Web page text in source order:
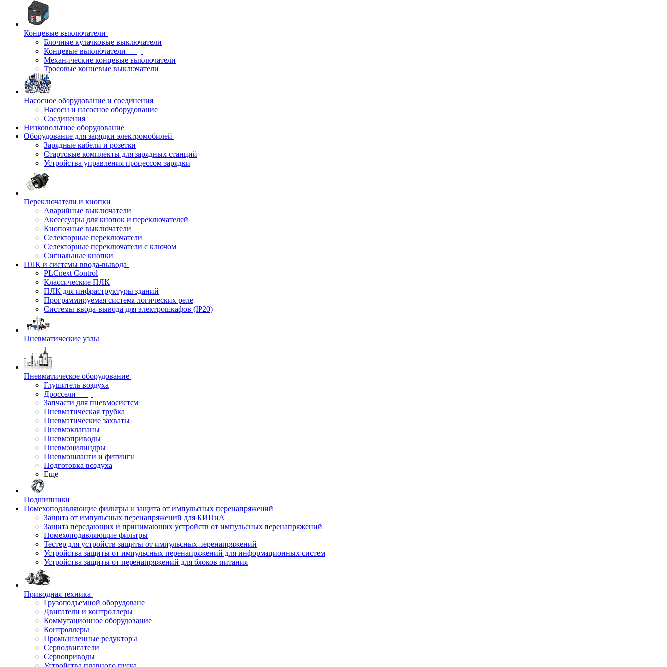
Концевые выключатели
Блочные кулачковые выключатели
Концевые выключатели
Механические концевые выключатели
Тросовые концевые выключатели
Насосное оборудование и соединения
Насосы и насосное оборудование
Соединения
Низковольтное оборудование
Оборудование для зарядки электромобилей
Зарядные кабели и розетки
Стартовые комплекты для зарядных станций
Устройства управления процессом зарядки
Переключатели и кнопки
Аварийные выключатели
Аксессуары для кнопок и переключателей
Кнопочные выключатели
Селекторные переключатели
Селекторные переключатели с ключом
Сигнальные кнопки
ПЛК и системы ввода-вывода
PLCnext Control
Классические ПЛК
ПЛК для инфраструктуры зданий
Программируемая система логических реле
Системы ввода-вывода для электрошкафов (IP20)
Пневматические узлы
Пневматическое оборудование
Глушитель воздуха
Дроссели
Запчасти для пневмосистем
Пневматическая трубка
Пневматические захваты
Пневмоклапаны
Пневмоприводы
Пневмоцилиндры
Пневмошланги и фитинги
Подготовка воздуха
Еще
Подшипники
Помехоподавляющие фильтры и защита от импульсных перенапряжений
Защита от импульсных перенапряжений для КИПиА
Защита передающих и принимающих устройств от импульсных перенапряжений
Помехоподавляющие фильтры
Тестер для устройств защиты от импульсных перенапряжений
Устройства защиты от импульсных перенапряжений для информационных систем
Устройства защиты от перенапряжений для блоков питания
Приводная техника
Грузоподъемной оборудоване
Двигатели и контроллеры
Коммутационное оборудование
Контроллеры
Промышленные редукторы
Серводвигатели
Сервоприводы
Устройства плавного пуска